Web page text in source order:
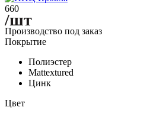
660
/шт
Производство под заказ
Покрытие
Полиэстер
Mattextured
Цинк
Цвет